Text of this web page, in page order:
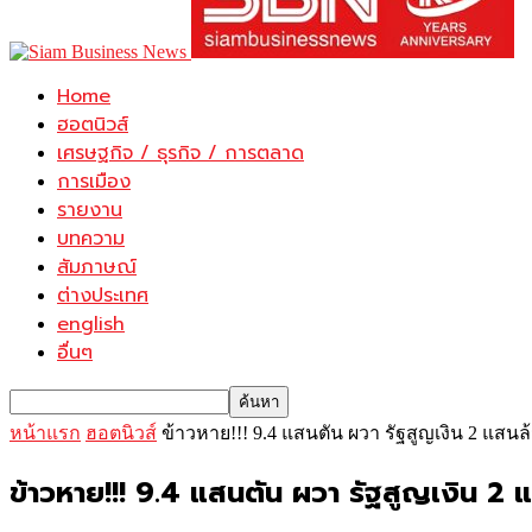
Home
ฮอตนิวส์
เศรษฐกิจ / ธุรกิจ / การตลาด
การเมือง
รายงาน
บทความ
สัมภาษณ์
ต่างประเทศ
english
อื่นๆ
หน้าแรก ฮอตนิวส์ ข้าวหาย!!! 9.4 แสนตัน ผวา รัฐสูญเงิน 2 แสน
ข้าวหาย!!! 9.4 แสนตัน ผวา รัฐสูญเงิน 2